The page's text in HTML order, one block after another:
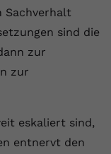
Sachverhalt
sind die
zur
zur
eskaliert sind,
entnervt den